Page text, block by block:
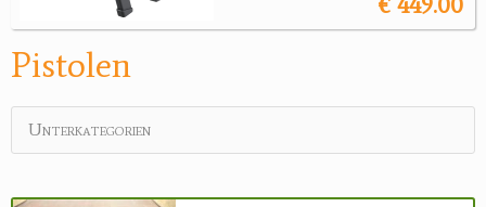
Jagdangebote
Pistolen
Unterkategorien